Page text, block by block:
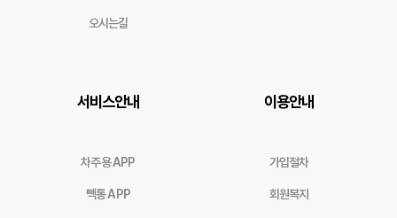
오시는길
서비스안내
차주용 APP
빽통 APP
이용안내
가입절차
회원복지